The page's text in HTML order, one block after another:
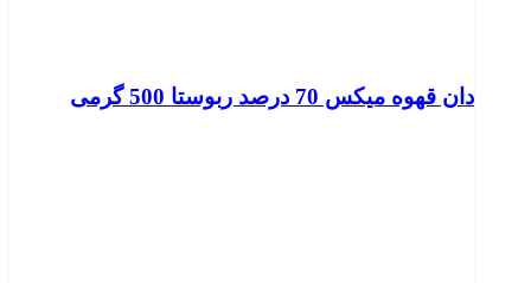
دان قهوه میکس 70 درصد ربوستا 500 گرمی